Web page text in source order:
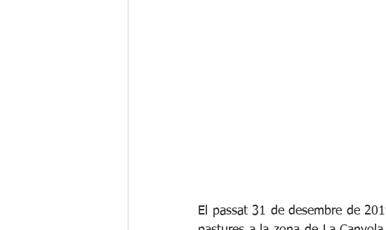
El passat 31 de desembre de